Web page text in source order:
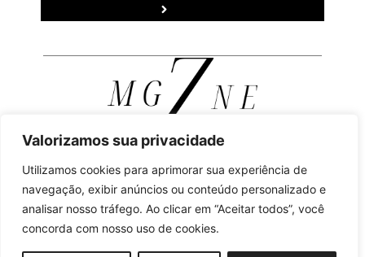
Valorizamos sua privacidade
Utilizamos cookies para aprimorar sua experiência de
navegação, exibir anúncios ou conteúdo personalizado e
analisar nosso tráfego. Ao clicar em “Aceitar todos”, você
concorda com nosso uso de cookies.
FACEBOOK
YOUTUBE